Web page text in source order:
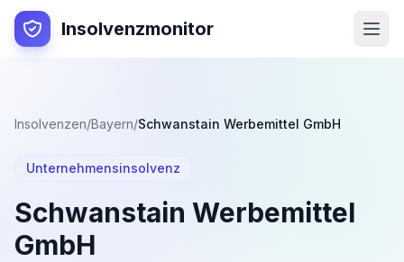
Insolvenzmonitor
Insolvenzen/Bayern/Schwanstain Werbemittel GmbH
Unternehmensinsolvenz
Schwanstain Werbemittel
GmbH